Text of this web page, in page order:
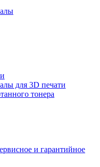
для 3D печати
тонера
и гарантийное